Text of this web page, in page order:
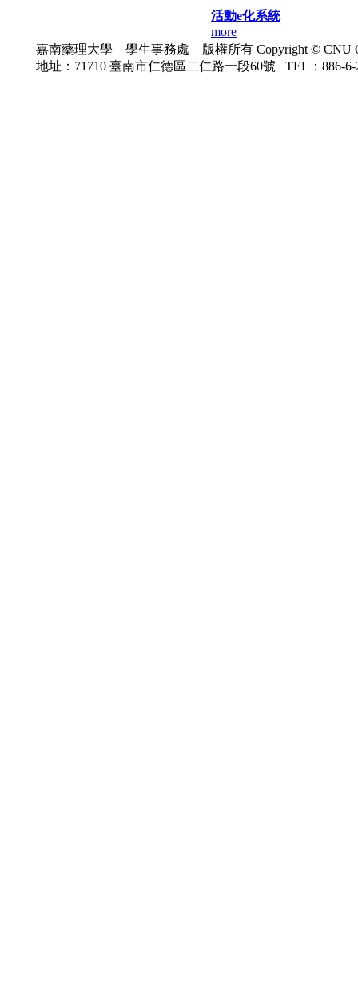
活動e化系統
more
嘉南藥理大學 學生事務處 版權所有 Copyright © CNU
地址：71710 臺南市仁德區二仁路一段60號 TEL：886-